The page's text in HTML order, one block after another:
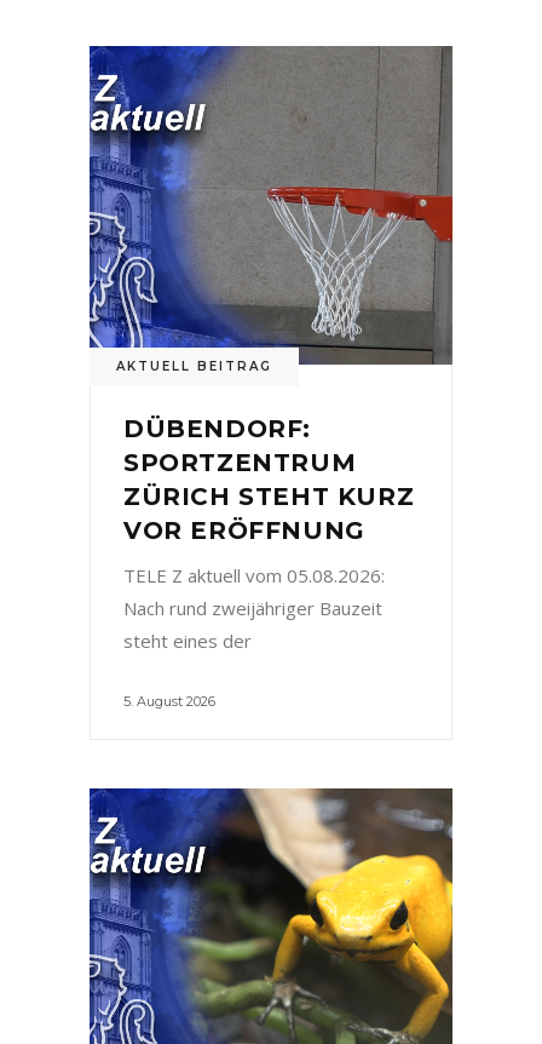
AKTUELL BEITRAG
DÜBENDORF:
SPORTZENTRUM
ZÜRICH STEHT KURZ
VOR ERÖFFNUNG
TELE Z aktuell vom 05.08.2026:
Nach rund zweijähriger Bauzeit
steht eines der
5. August 2026